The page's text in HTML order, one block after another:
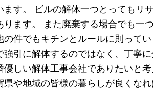
す。 ビルの解体一つとってもリ
ます。 また廃棄する場合でも一
件でもキチンとルールに則ってい
引に解体するのではなく、丁寧
しい解体工事会社でありたいと考
や地域の皆様の暮らしが良くなれ